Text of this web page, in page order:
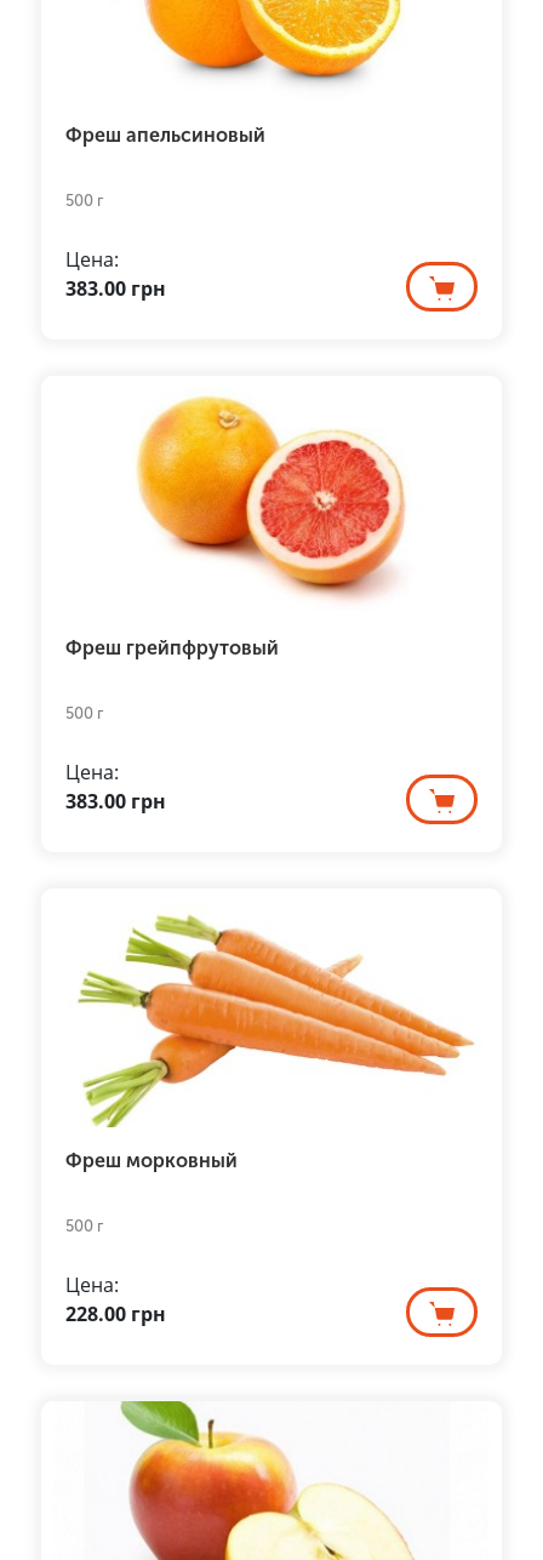
Фреш апельсиновый
500 г
Цена:
383.00 грн
Фреш грейпфрутовый
500 г
Цена:
383.00 грн
Фреш морковный
500 г
Цена:
228.00 грн